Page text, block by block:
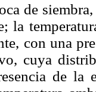
de
la
con una
cuya
de la